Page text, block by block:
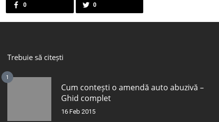
0 0
Trebuie să citești
1
Cum contești o amendă auto abuzivă –
Ghid complet
16 Feb 2015